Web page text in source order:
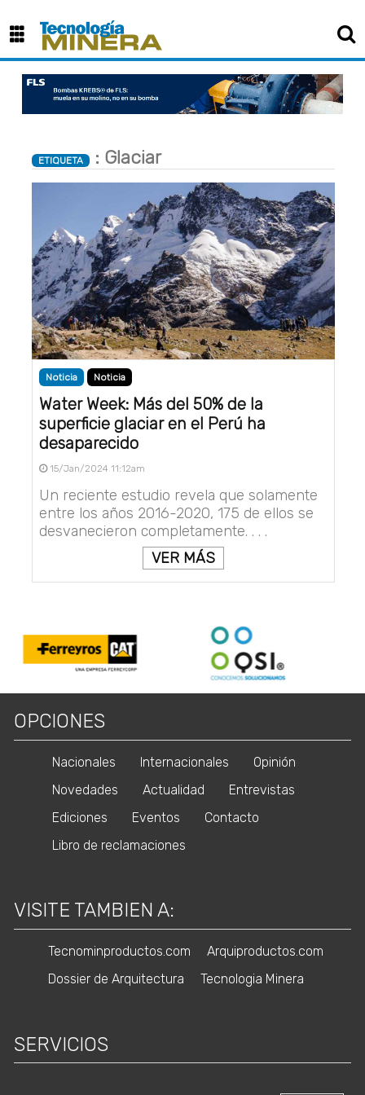
ETIQUETA : Glaciar
Noticia Noticia
Water Week: Más del 50% de la
superficie glaciar en el Perú ha
desaparecido
15/Jan/2024 11:12am
Un reciente estudio revela que solamente
entre los años 2016-2020, 175 de ellos se
desvanecieron completamente. . . .
VER MÁS
OPCIONES
Nacionales Internacionales
Opinión
Novedades
Actualidad
Entrevistas
Ediciones
Eventos
Contacto
Libro de reclamaciones
VISITE TAMBIEN A:
Tecnominproductos.com
Arquiproductos.com
Dossier de Arquitectura
Tecnologia Minera
SERVICIOS